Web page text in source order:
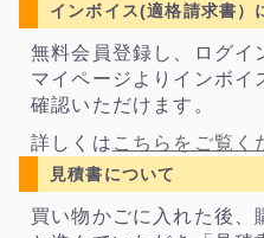
インボイス(適格請求書）
無料会員登録し、ログイ
マイページよりインボ
確認いただけます。
詳しくは こちらをご覧く
見積書について
買い物かごに入れた後、